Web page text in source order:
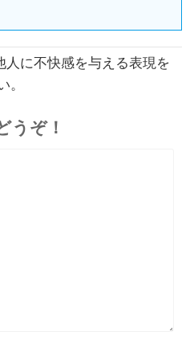
に不快感を与える表現を
。
うぞ！